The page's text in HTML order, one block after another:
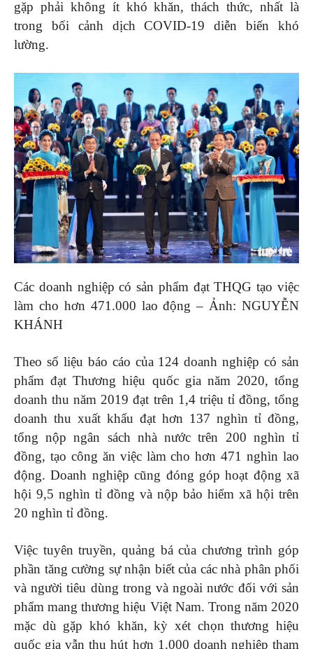
gặp phải không ít khó khăn, thách thức, nhất là
trong bối cảnh dịch COVID-19 diễn biến khó
lường.
Các doanh nghiệp có sản phẩm đạt THQG tạo việc
làm cho hơn 471.000 lao động – Ảnh: NGUYỄN
KHÁNH
Theo số liệu báo cáo của 124 doanh nghiệp có sản
phẩm đạt Thương hiệu quốc gia năm 2020, tổng
doanh thu năm 2019 đạt trên 1,4 triệu tỉ đồng, tổng
doanh thu xuất khẩu đạt hơn 137 nghìn tỉ đồng,
tổng nộp ngân sách nhà nước trên 200 nghìn tỉ
đồng, tạo công ăn việc làm cho hơn 471 nghìn lao
động. Doanh nghiệp cũng đóng góp hoạt động xã
hội 9,5 nghìn tỉ đồng và nộp bảo hiểm xã hội trên
20 nghìn tỉ đồng.
Việc tuyên truyền, quảng bá của chương trình góp
phần tăng cường sự nhận biết của các nhà phân phối
và người tiêu dùng trong và ngoài nước đối với sản
phẩm mang thương hiệu Việt Nam. Trong năm 2020
mặc dù gặp khó khăn, kỳ xét chọn thương hiệu
quốc gia vẫn thu hút hơn 1.000 doanh nghiệp tham